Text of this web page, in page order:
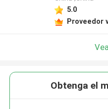
5.0
Proveedor
Obtenga el